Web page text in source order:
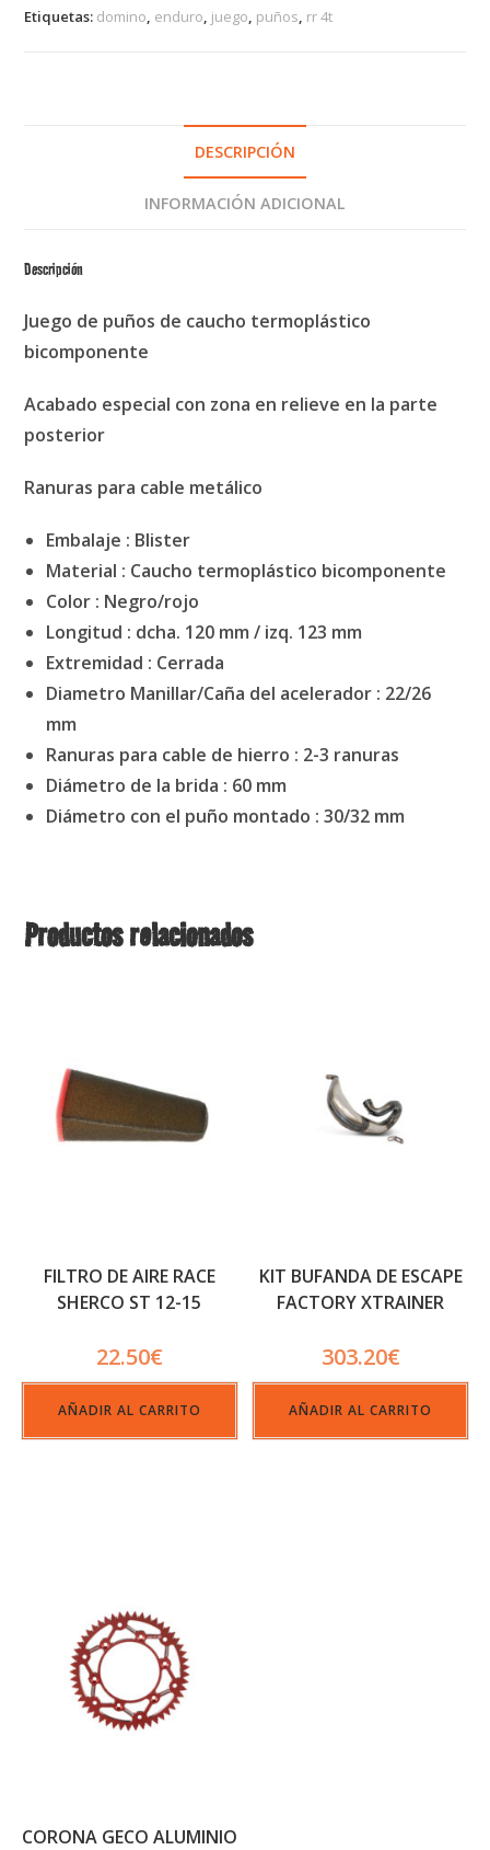
Etiquetas: domino, enduro, juego, puños, rr 4t
DESCRIPCIÓN
INFORMACIÓN ADICIONAL
Descripción
Juego de puños de caucho termoplástico
bicomponente
Acabado especial con zona en relieve en la parte
posterior
Ranuras para cable metálico
Embalaje : Blister
Material : Caucho termoplástico bicomponente
Color : Negro/rojo
Longitud : dcha. 120 mm / izq. 123 mm
Extremidad : Cerrada
Diametro Manillar/Caña del acelerador : 22/26
mm
Ranuras para cable de hierro : 2-3 ranuras
Diámetro de la brida : 60 mm
Diámetro con el puño montado : 30/32 mm
Productos relacionados
FILTRO DE AIRE RACE
SHERCO ST 12-15
22.50€
AÑADIR AL CARRITO
KIT BUFANDA DE ESCAPE
FACTORY XTRAINER
303.20€
AÑADIR AL CARRITO
CORONA GECO ALUMINIO